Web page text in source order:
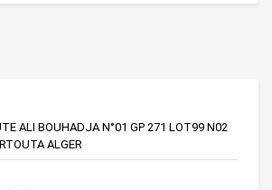
ALI BOUHADJA N°01 GP 271 LOT99 N02
ALGER